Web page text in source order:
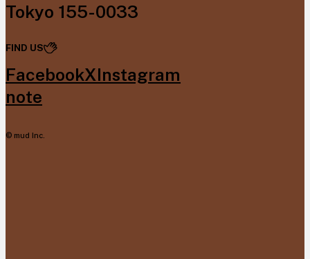
Tokyo 155-0033
FIND US
FacebookXInstagram
note
© mud Inc.